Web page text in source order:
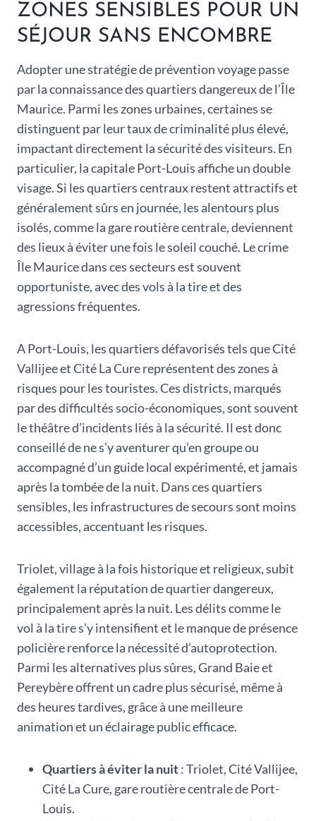
ZONES SENSIBLES POUR UN
SÉJOUR SANS ENCOMBRE
Adopter une stratégie de prévention voyage passe
par la connaissance des quartiers dangereux de l’Île
Maurice. Parmi les zones urbaines, certaines se
distinguent par leur taux de criminalité plus élevé,
impactant directement la sécurité des visiteurs. En
particulier, la capitale Port-Louis affiche un double
visage. Si les quartiers centraux restent attractifs et
généralement sûrs en journée, les alentours plus
isolés, comme la gare routière centrale, deviennent
des lieux à éviter une fois le soleil couché. Le crime
Île Maurice dans ces secteurs est souvent
opportuniste, avec des vols à la tire et des
agressions fréquentes.
A Port-Louis, les quartiers défavorisés tels que Cité
Vallijee et Cité La Cure représentent des zones à
risques pour les touristes. Ces districts, marqués
par des difficultés socio-économiques, sont souvent
le théâtre d’incidents liés à la sécurité. Il est donc
conseillé de ne s’y aventurer qu’en groupe ou
accompagné d’un guide local expérimenté, et jamais
après la tombée de la nuit. Dans ces quartiers
sensibles, les infrastructures de secours sont moins
accessibles, accentuant les risques.
Triolet, village à la fois historique et religieux, subit
également la réputation de quartier dangereux,
principalement après la nuit. Les délits comme le
vol à la tire s’y intensifient et le manque de présence
policière renforce la nécessité d’autoprotection.
Parmi les alternatives plus sûres, Grand Baie et
Pereybère offrent un cadre plus sécurisé, même à
des heures tardives, grâce à une meilleure
animation et un éclairage public efficace.
Quartiers à éviter la nuit: Triolet, Cité Vallijee,
Cité La Cure, gare routière centrale de Port-
Louis.